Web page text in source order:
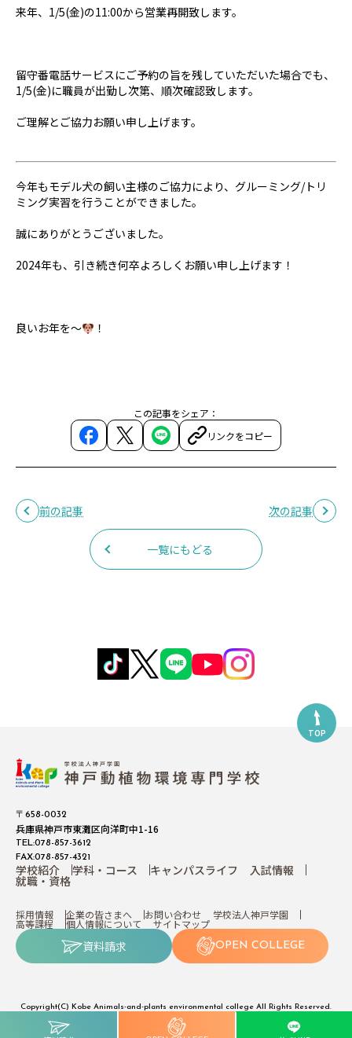
来年、1/5(金)の11:00から営業再開致します。
留守番電話サービスにご予約の旨を残していただいた場合でも、
1/5(金)に職員が出勤し次第、順次確認致します。
ご理解とご協力お願い申し上げます。
今年もモデル犬の飼い主様のご協力により、グルーミング/トリ
ミング実習を行うことができました。
誠にありがとうございました。
2024年も、引き続き何卒よろしくお願い申し上げます！
良いお年を～ ！
この記事をシェア：
リンクをコピー
前の記事
一覧にもどる
次の記事
TOP
〒658-0032
兵庫県神戸市東灘区向洋町中1-16
TEL:078-857-3612
FAX:078-857-4321
学校紹介 学科・コース キャンパスライフ 入試情報
就職・資格
採用情報 企業の皆さまへ お問い合わせ 学校法人神戸学園
高等課程 個人情報について サイトマップ
資料請求 OPEN COLLEGE
Copyright(C) Kobe Animals-and-plants environmental college All Rights Reserved.